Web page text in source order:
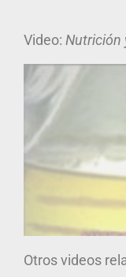
Video: Nutrición
Otros videos